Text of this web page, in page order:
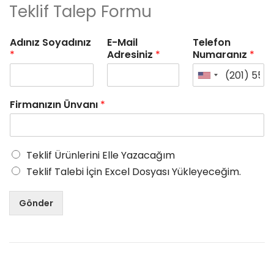
Teklif Talep Formu
Adınız Soyadınız
*
E-Mail
Adresiniz *
Telefon
Numaranız *
Firmanızın Ünvanı *
Teklif Ürünlerini Elle Yazacağım
Teklif Talebi İçin Excel Dosyası Yükleyeceğim.
Gönder